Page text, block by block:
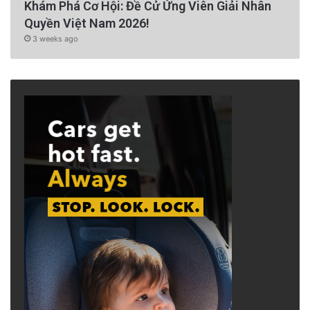
đó.
Bắt đầu từ thứ Hai, việc bán tất cả các sản
phẩm thuốc lá và cần sa cũng như các sản
phẩm thuốc lá có hương vị sẽ bị cấm tại các
khu vực chưa hợp nhất của Hạt Contra Costa.
Tuy nhiên, Sắc lệnh sẽ không ảnh hưởng đến
các quy định trong các khu vực kết hợp của
gần 20 thành phố của quận.
Khám Phá Cơ Hội: Đề Cử Ứng Viên Giải Nhân
Quyền Việt Nam 2026!
3 weeks ago